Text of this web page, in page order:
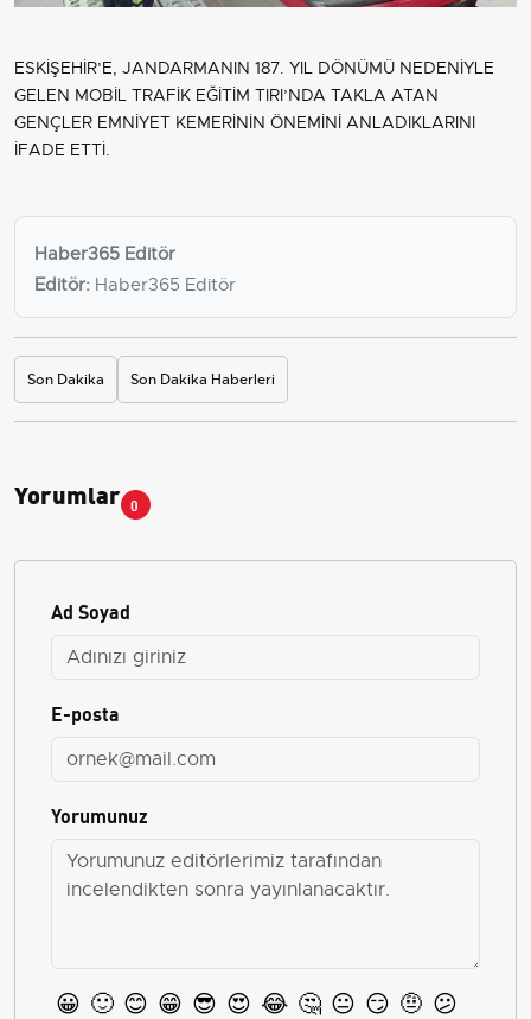
ESKİŞEHİR’E, JANDARMANIN 187. YIL DÖNÜMÜ NEDENİYLE
GELEN MOBİL TRAFİK EĞİTİM TIRI’NDA TAKLA ATAN
GENÇLER EMNİYET KEMERİNİN ÖNEMİNİ ANLADIKLARINI
İFADE ETTİ.
Haber365 Editör
Editör: Haber365 Editör
Son Dakika Son Dakika Haberleri
Yorumlar 0
Ad Soyad
E-posta
Yorumunuz
😀 🙂 😊 😁 😎 😍 😂 🤔 😐 😏 🤨 😕